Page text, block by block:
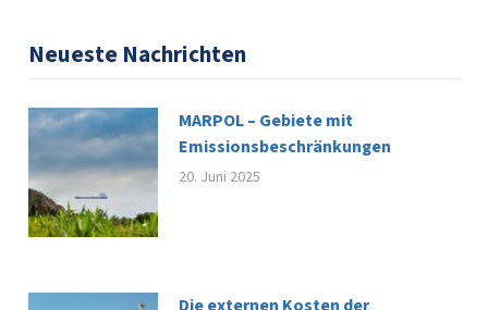
Neueste Nachrichten
MARPOL – Gebiete mit
Emissionsbeschränkungen
20. Juni 2025